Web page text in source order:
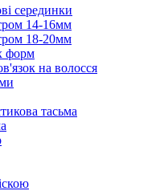
серединки
14-16мм
18-20мм
форм
на волосся
тасьма